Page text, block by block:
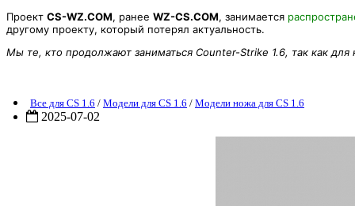
Проект CS-WZ.COM, ранее WZ-CS.COM, занимается
другому проекту, который потерял актуальность.
Мы те, кто продолжают заниматься Counter-Strike 1.6, так как для
Все для CS 1.6 / Модели для CS 1.6 / Модели ножа для CS 1.6
2025-07-02